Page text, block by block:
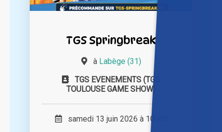
TGS Springbreak
à Labège (31)
TGS EVENEMENTS (TGS
TOULOUSE GAME SHOW)
samedi 13 juin 2026 à 10h00